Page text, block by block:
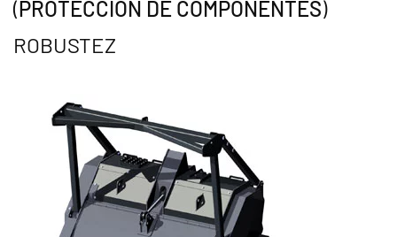
(PROTECCIÓN DE COMPONENTES)
ROBUSTEZ